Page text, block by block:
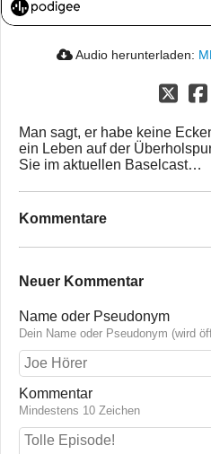
Audio herunterladen:
Man sagt, er habe keine
ein Leben auf der
Sie im aktuellen Baselcast…
Kommentare
Neuer Kommentar
Name oder Pseudonym
Dein Name oder Pseudonym (wird
Kommentar
Mindestens 10 Zeichen